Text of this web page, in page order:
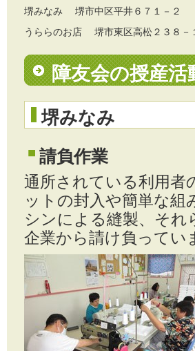
堺みなみ 堺市中区平井６７１－２
うららのお店 堺市東区高松２３８－
障友会の授産活
堺みなみ
請負作業
通所されている利用者
ットの封入や簡単な組
シンによる縫製、それ
企業から請け負ってい